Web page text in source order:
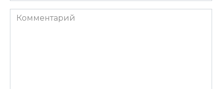
Комментарий